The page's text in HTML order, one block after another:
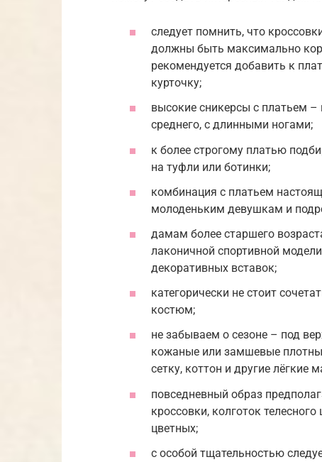
следует помнить, что
должны быть максимально
рекомендуется добавить к
курточку;
высокие сникерсы с платьем
среднего, с длинными ногами;
к более строгому платью
на туфли или ботинки;
комбинация с платьем
молоденьким девушкам и
дамам более старшего
лаконичной спортивной
декоративных вставок;
категорически не стоит
костюм;
не забываем о сезоне – под
кожаные или замшевые
сетку, коттон и другие лёгкие
повседневный образ
кроссовки, колготок
цветных;
с особой тщательностью